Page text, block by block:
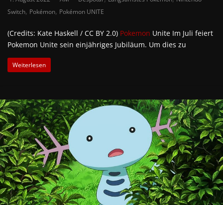
Switch, Pokémon, Pokémon UNITE
(Credits: Kate Haskell / CC BY 2.0) Pokemon Unite Im Juli feiert
Pokemon Unite sein einjähriges Jubiläum. Um dies zu
Weiterlesen